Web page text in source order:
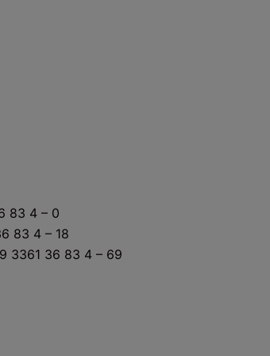
83 4 – 0
83 4 – 18
3361 36 83 4 – 69